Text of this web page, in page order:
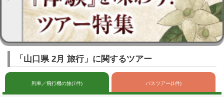
「山口県 2月 旅行」に関するツアー
列車／飛行機の旅(7件) バスツアー(1件)